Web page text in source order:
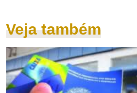
Veja também